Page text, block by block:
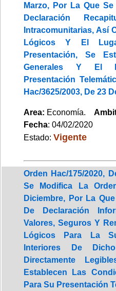
Marzo, Por La Que
Declaración
Intracomunitarias, Así
Lógicos Y El
Presentación, Se
Generales Y El
Presentación
Hac/3625/2003, De 23
Area: Economía.
Fecha: 04/02/2020
Estado: Vigente
Orden Hac/175/2020,
Se Modifica La
Diciembre, Por La
De Declaración
Valores, Seguros Y
Lógicos Para La
Interiores De
Directamente
Establecen Las
Para Su Presentación